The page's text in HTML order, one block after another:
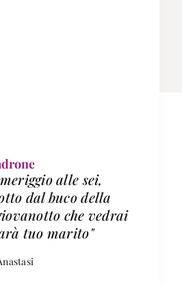
alle sei,
dal buco della
che vedrai
tuo marito"